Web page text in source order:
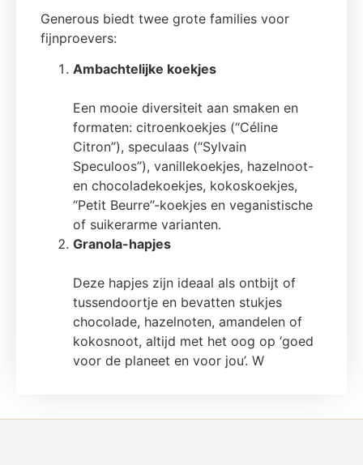
Generous biedt twee grote families voor
fijnproevers:
Ambachtelijke koekjes
Een mooie diversiteit aan smaken en
formaten: citroenkoekjes (“Céline
Citron”), speculaas (“Sylvain
Speculoos”), vanillekoekjes, hazelnoot-
en chocoladekoekjes, kokoskoekjes,
“Petit Beurre”-koekjes en veganistische
of suikerarme varianten.
Granola-hapjes
Deze hapjes zijn ideaal als ontbijt of
tussendoortje en bevatten stukjes
chocolade, hazelnoten, amandelen of
kokosnoot, altijd met het oog op ‘goed
voor de planeet en voor jou’. W